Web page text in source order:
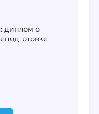
диплом о